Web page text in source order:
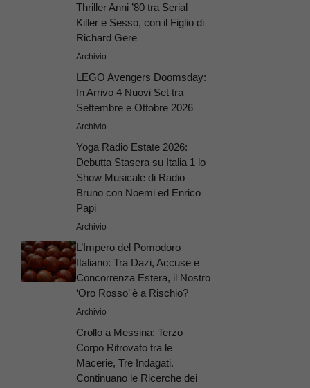
Thriller Anni ’80 tra Serial
Killer e Sesso, con il Figlio di
Richard Gere
Archivio
LEGO Avengers Doomsday:
In Arrivo 4 Nuovi Set tra
Settembre e Ottobre 2026
Archivio
Yoga Radio Estate 2026:
Debutta Stasera su Italia 1 lo
Show Musicale di Radio
Bruno con Noemi ed Enrico
Papi
Archivio
L’Impero del Pomodoro
Italiano: Tra Dazi, Accuse e
Concorrenza Estera, il Nostro
‘Oro Rosso’ è a Rischio?
Archivio
Crollo a Messina: Terzo
Corpo Ritrovato tra le
Macerie, Tre Indagati.
Continuano le Ricerche dei